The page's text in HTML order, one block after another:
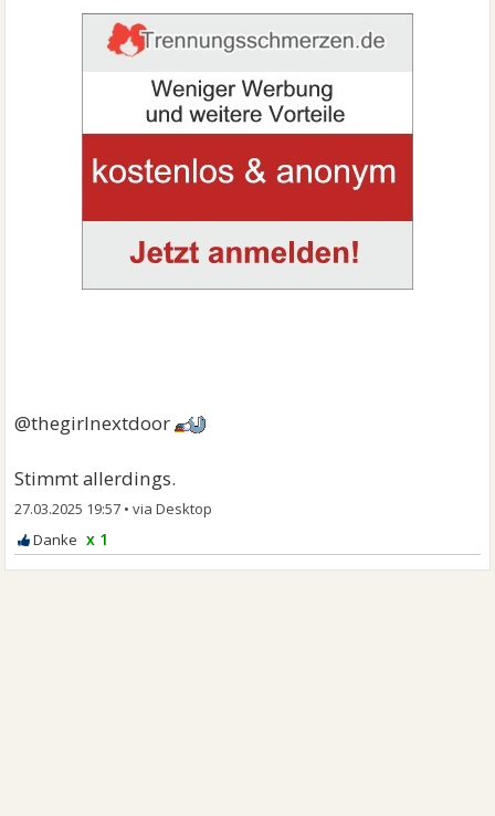
@thegirlnextdoor
Stimmt allerdings.
27.03.2025 19:57 •
x 1